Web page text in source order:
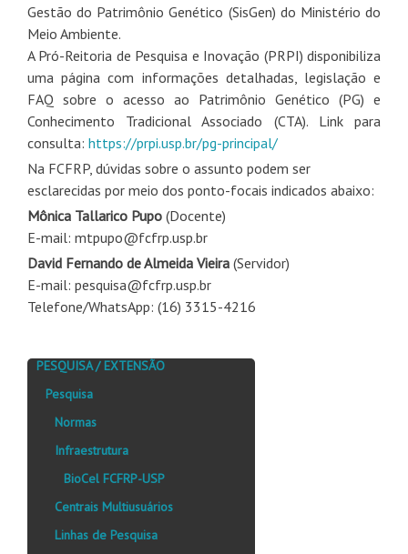
Gestão do Patrimônio Genético (SisGen) do Ministério do
Meio Ambiente.
A Pró-Reitoria de Pesquisa e Inovação (PRPI) disponibiliza
uma página com informações detalhadas, legislação e
FAQ sobre o acesso ao Patrimônio Genético (PG) e
Conhecimento Tradicional Associado (CTA). Link para
consulta: https://prpi.usp.br/pg-principal/
Na FCFRP, dúvidas sobre o assunto podem ser
esclarecidas por meio dos ponto-focais indicados abaixo:
Mônica Tallarico Pupo (Docente)
E-mail: mtpupo@fcfrp.usp.br
David Fernando de Almeida Vieira (Servidor)
E-mail: pesquisa@fcfrp.usp.br
Telefone/WhatsApp: (16) 3315-4216
PESQUISA / EXTENSÃO
Pesquisa
Normas
Infraestrutura
BioCel FCFRP-USP
Centrais Multiusuários
Linhas de Pesquisa